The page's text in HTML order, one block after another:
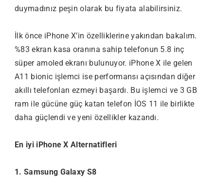
duymadınız peşin olarak bu fiyata alabilirsiniz.
İlk önce iPhone X’in özelliklerine yakından bakalım.
%83 ekran kasa oranına sahip telefonun 5.8 inç
süper amoled ekranı bulunuyor. iPhone X ile gelen
A11 bionic işlemci ise performansı açısından diğer
akıllı telefonları ezmeyi başardı. Bu işlemci ve 3 GB
ram ile gücüne güç katan telefon İOS 11 ile birlikte
daha güçlendi ve yeni özellikler kazandı.
En iyi iPhone X Alternatifleri
1. Samsung Galaxy S8